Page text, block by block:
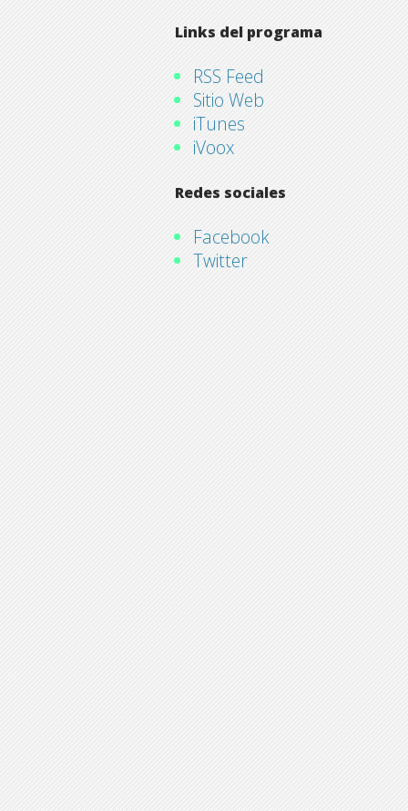
Links del programa
RSS Feed
Sitio Web
iTunes
iVoox
Redes sociales
Facebook
Twitter